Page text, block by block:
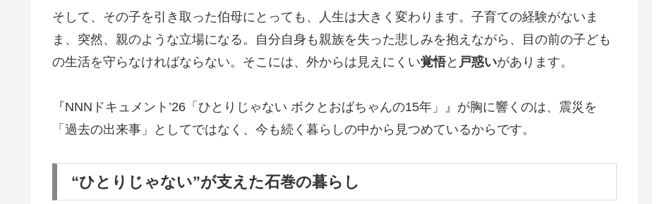
そして、その子を引き取った伯母にとっても、人生は大きく変わります。子育ての経験がないま
ま、突然、親のような立場になる。自分自身も親族を失った悲しみを抱えながら、目の前の子ども
の生活を守らなければならない。そこには、外からは見えにくい覚悟と 戸惑いがあります。
『NNNドキュメント’26「ひとりじゃない ボクとおばちゃんの15年」』が胸に響くのは、震災を
「過去の出来事」としてではなく、今も続く暮らしの中から見つめているからです。
“ひとりじゃない”が支えた石巻の暮らし